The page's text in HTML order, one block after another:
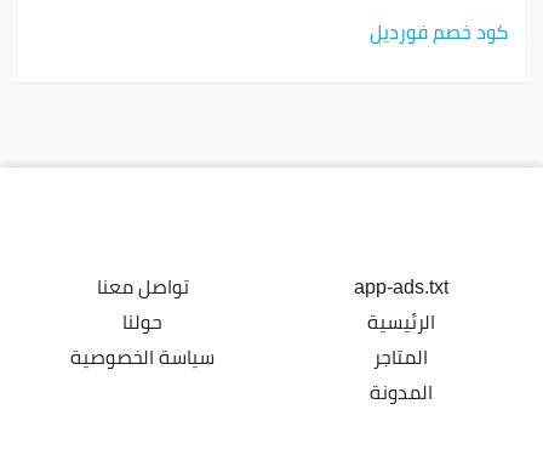
كود خصم فورديل
app-ads.txt
الرئيسية
المتاجر
المدونة
تواصل معنا
حولنا
سياسة الخصوصية